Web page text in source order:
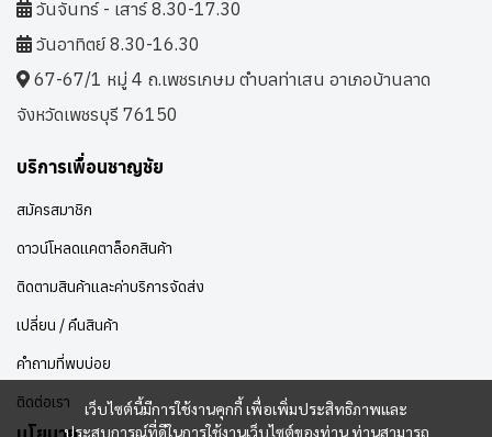
เว็บไซต์นี้มีการใช้งานคุกกี้ เพื่อเพิ่มประสิทธิภาพและ
ประสบการณ์ที่ดีในการใช้งานเว็บไซต์ของท่าน ท่านสามารถ
วันจันทร์ - เสาร์ 8.30-17.30
วันอาทิตย์ 8.30-16.30
67-67/1 หมู่ 4 ถ.เพชรเกษม ตำบลท่าเสน อาเภอบ้านลาด
จังหวัดเพชรบุรี 76150
บริการเพื่อนชาญชัย
สมัครสมาชิก
ดาวน์โหลดแคตาล็อกสินค้า
ติดตามสินค้าและค่าบริการจัดส่ง
เปลี่ยน / คืนสินค้า
คำถามที่พบบ่อย
ติดต่อเรา